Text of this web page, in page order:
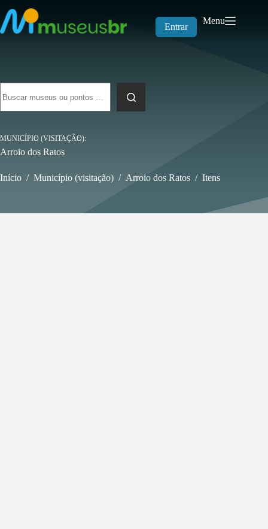
para
o
conteúdo
Entrar
Menu
resultados
MUNICÍPIO (VISITAÇÃO)
Arroio dos Ratos
Início / Município (visitação) / Arroio dos Ratos / Itens